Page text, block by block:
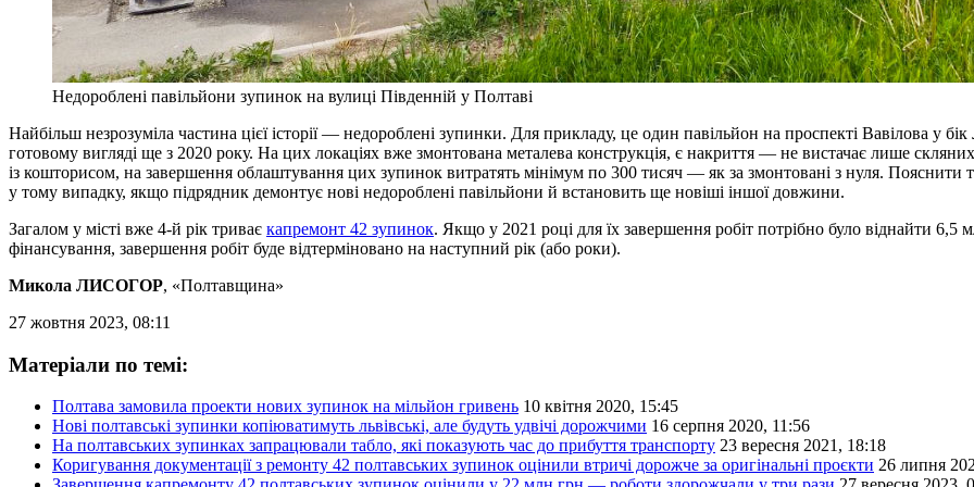
Недороблені павільйони зупинок на вулиці Південній у Полтаві
Найбільш незрозуміла частина цієї історії — недороблені зупинки. Для прикладу, це один павільйон на проспекті Вавілова у
готовому вигляді ще з 2020 року. На цих локаціях вже змонтована металева конструкція, є накриття — не вистачає лише
із кошторисом, на завершення облаштування цих зупинок витратять мінімум по 300 тисяч — як за змонтовані з нуля. Пояснити
у тому випадку, якщо підрядник демонтує нові недороблені павільйони й встановить ще новіші іншої довжини.
Загалом у місті вже 4-й рік триває капремонт 42 зупинок. Якщо у 2021 році для їх завершення робіт потрібно було віднайти
фінансування, завершення робіт буде відтерміновано на наступний рік (або роки).
Микола ЛИСОГОР, «Полтавщина»
27 жовтня 2023, 08:11
Матеріали по темі:
Полтава замовила проекти нових зупинок на мільйон гривень 10 квітня 2020, 15:45
Нові полтавські зупинки копіюватимуть львівські, але будуть удвічі дорожчими 16 серпня 2020, 11:56
На полтавських зупинках запрацювали табло, які показують час до прибуття транспорту 23 вересня 2021, 18:18
Коригування документації з ремонту 42 полтавських зупинок оцінили втричі дорожче за оригінальні проєкти 26 липня